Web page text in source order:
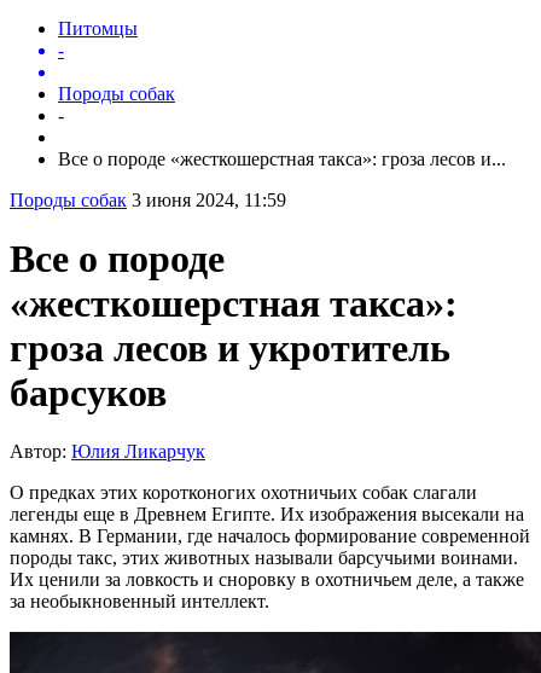
Питомцы
-
Породы собак
-
Все о породе «жесткошерстная такса»: гроза лесов и...
Породы собак 3 июня 2024, 11:59
Все о породе
«жесткошерстная такса»:
гроза лесов и укротитель
барсуков
Автор: Юлия Ликарчук
О предках этих коротконогих охотничьих собак слагали
легенды еще в Древнем Египте. Их изображения высекали на
камнях. В Германии, где началось формирование современной
породы такс, этих животных называли барсучьими воинами.
Их ценили за ловкость и сноровку в охотничьем деле, а также
за необыкновенный интеллект.